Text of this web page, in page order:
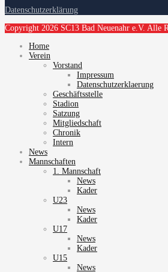
Datenschutzerklärung
Copyright 2026 SC13 Bad Neuenahr e.V. Alle
Home
Verein
Vorstand
Impressum
Datenschutzerklaerung
Geschäftsstelle
Stadion
Satzung
Mitgliedschaft
Chronik
Intern
News
Mannschaften
1. Mannschaft
News
Kader
U23
News
Kader
U17
News
Kader
U15
News